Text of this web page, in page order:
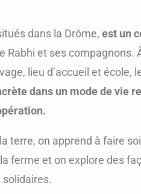
dans la Drôme,est un
Rabhi et ses compagnons.
lieu d’accueil et école,
dans un mode de vie
terre, on apprend à faire
ferme et on explore des